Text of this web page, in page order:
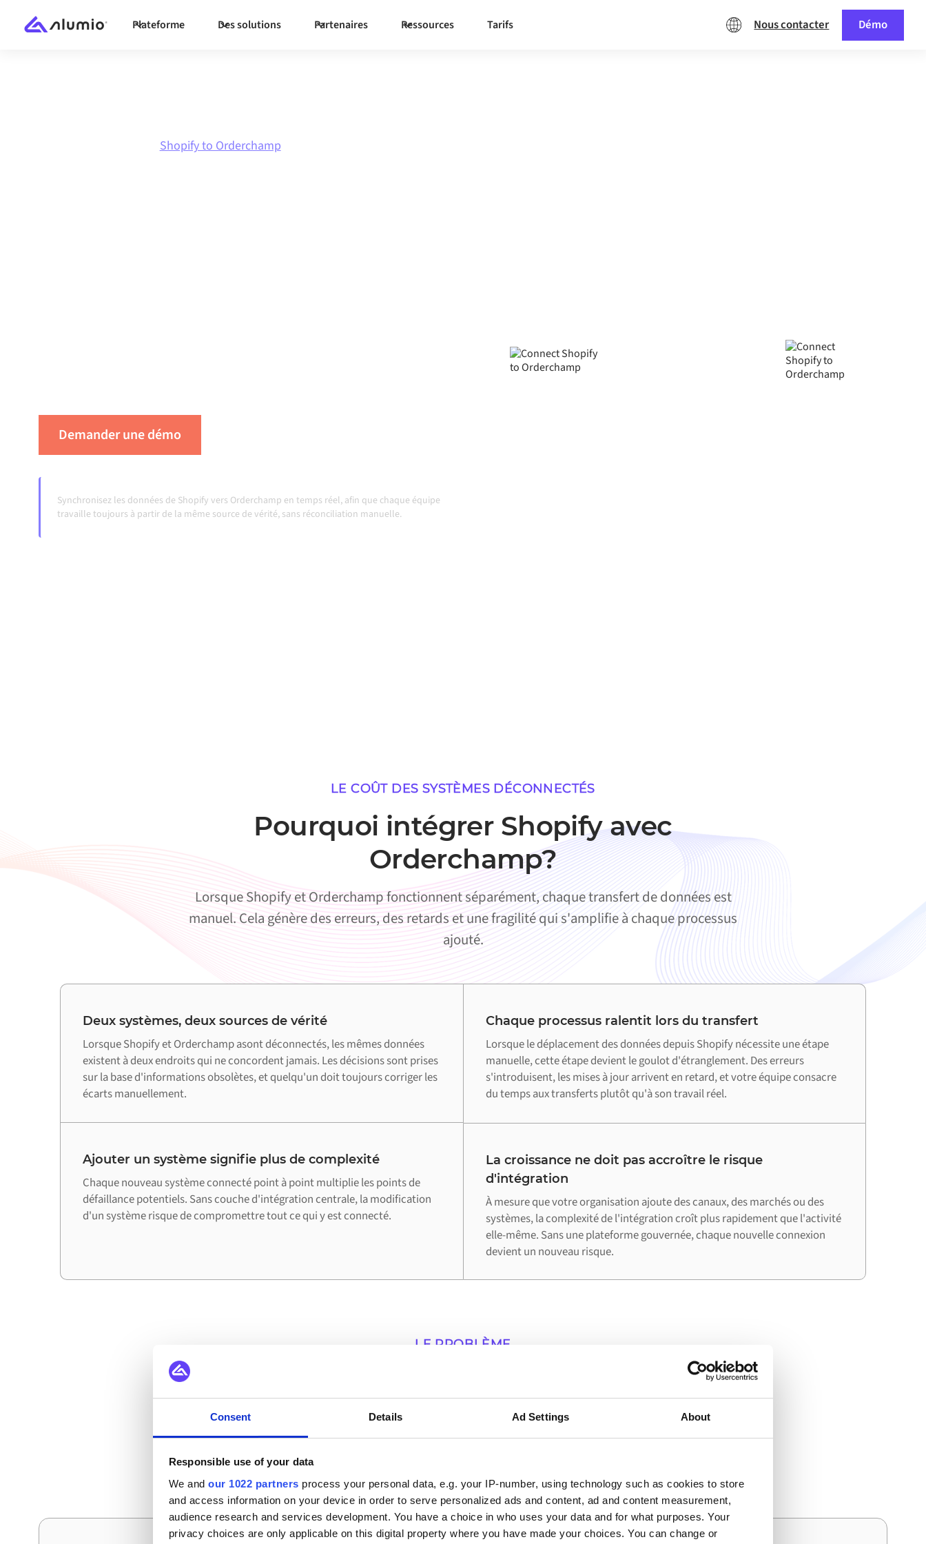
Consent Details Ad Settings About
Responsible use of your data
We and our 1022 partners process your personal data, e.g. your IP-number, using technology such as cookies to store
and access information on your device in order to serve personalized ads and content, ad and content measurement,
audience research and services development. You have a choice in who uses your data and for what purposes. Your
privacy choices are only applicable on this digital property where you have made your choices. You can change or
Plateforme Des solutions Partenaires Ressources Tarifs Nous contacter Démo
Shopify to Orderchamp
Demander une démo
Synchronisez les données de Shopify vers Orderchamp en temps réel, afin que chaque équipe
travaille toujours à partir de la même source de vérité, sans réconciliation manuelle.
LE COÛT DES SYSTÈMES DÉCONNECTÉS
Pourquoi intégrer Shopify avec
Orderchamp?
Lorsque Shopify et Orderchamp fonctionnent séparément, chaque transfert de données est
manuel. Cela génère des erreurs, des retards et une fragilité qui s'amplifie à chaque processus
ajouté.
Deux systèmes, deux sources de vérité
Lorsque Shopify et Orderchamp asont déconnectés, les mêmes données
existent à deux endroits qui ne concordent jamais. Les décisions sont prises
sur la base d'informations obsolètes, et quelqu'un doit toujours corriger les
écarts manuellement.
Chaque processus ralentit lors du transfert
Lorsque le déplacement des données depuis Shopify nécessite une étape
manuelle, cette étape devient le goulot d'étranglement. Des erreurs
s'introduisent, les mises à jour arrivent en retard, et votre équipe consacre
du temps aux transferts plutôt qu'à son travail réel.
Ajouter un système signifie plus de complexité
Chaque nouveau système connecté point à point multiplie les points de
défaillance potentiels. Sans couche d'intégration centrale, la modification
d'un système risque de compromettre tout ce qui y est connecté.
La croissance ne doit pas accroître le risque
d'intégration
À mesure que votre organisation ajoute des canaux, des marchés ou des
systèmes, la complexité de l'intégration croît plus rapidement que l'activité
elle-même. Sans une plateforme gouvernée, chaque nouvelle connexion
devient un nouveau risque.
LE PROBLÈME
Comment les entreprises utilisent cette
intégration
Voici les scénarios dans lesquels une connexion en direct entre Shopify et Orderchamp génère la